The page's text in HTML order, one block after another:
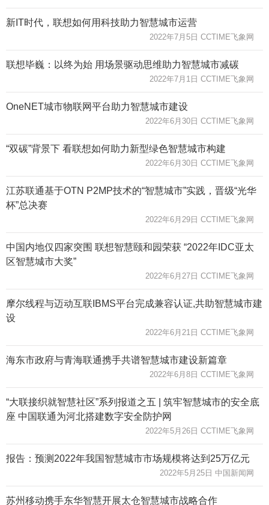
新IT时代，联想如何用科技助力智慧城市运营
2022年7月5日 CCTIME飞象网
联想毕巍：以终为始 用场景驱动思维助力智慧城市减碳
2022年7月1日 CCTIME飞象网
OneNET城市物联网平台助力智慧城市建设
2022年6月30日 CCTIME飞象网
“双碳”背景下 看联想如何助力新型绿色智慧城市构建
2022年6月30日 CCTIME飞象网
江苏联通基于OTN P2MP技术的“智慧城市”实践，晋级“光华
杯”总决赛
2022年6月29日 CCTIME飞象网
中国内地仅四家突围 联想智慧颐和园荣获 “2022年IDC亚太
区智慧城市大奖”
2022年6月27日 CCTIME飞象网
摩尔线程与迈动互联IBMS平台完成兼容认证,共助智慧城市建
设
2022年6月21日 CCTIME飞象网
海东市政府与青海联通携手共谱智慧城市建设新篇章
2022年6月8日 CCTIME飞象网
“大联接织就智慧社区”系列报道之五 | 筑牢智慧城市的安全底
座 中国联通为河北搭建数字安全防护网
2022年5月26日 CCTIME飞象网
报告：预测2022年我国智慧城市市场规模将达到25万亿元
2022年5月25日 中国新闻网
苏州移动携手东华智慧开展太仓智慧城市战略合作